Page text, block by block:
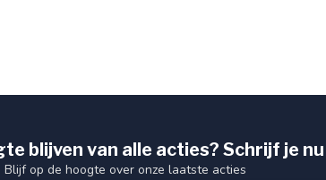
blijven van alle acties? Schrijf je
Blijf op de hoogte over onze laatste acties